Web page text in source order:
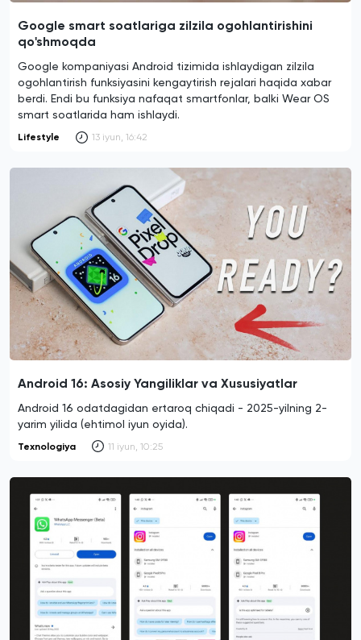
Google smart soatlariga zilzila ogohlantirishini
qo'shmoqda
Google kompaniyasi Android tizimida ishlaydigan zilzila
ogohlantirish funksiyasini kengaytirish rejalari haqida xabar
berdi. Endi bu funksiya nafaqat smartfonlar, balki Wear OS
smart soatlarida ham ishlaydi.
Lifestyle 13 iyun, 16:42
Android 16: Asosiy Yangiliklar va Xususiyatlar
Android 16 odatdagidan ertaroq chiqadi - 2025-yilning 2-
yarim yilida (ehtimol iyun oyida).
Texnologiya 11 iyun, 10:25